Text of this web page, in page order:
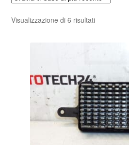
Registratore di cassa
Spedizione in tutto il mondo
Visualizzazione di 6 risultatiOrdina